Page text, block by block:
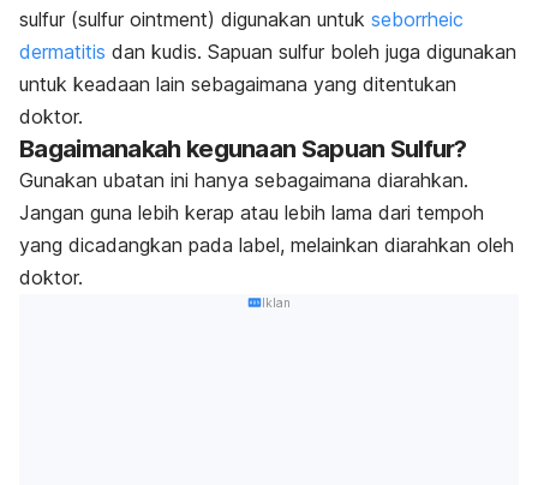
sulfur (sulfur ointment) digunakan untuk seborrheic
dermatitis dan kudis. Sapuan sulfur boleh juga digunakan
untuk keadaan lain sebagaimana yang ditentukan
doktor.
Bagaimanakah kegunaan Sapuan Sulfur?
Gunakan ubatan ini hanya sebagaimana diarahkan.
Jangan guna lebih kerap atau lebih lama dari tempoh
yang dicadangkan pada label, melainkan diarahkan oleh
doktor.
Iklan